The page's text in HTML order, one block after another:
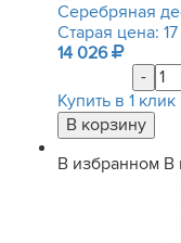
Серебряная
Старая цена:
14 026
-
Купить в 1 клик
В избранном В